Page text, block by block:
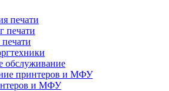
печати
печати
обслуживание
принтеров и МФУ
и МФУ